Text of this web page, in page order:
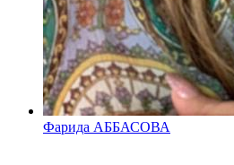
Фарида АББАСОВА